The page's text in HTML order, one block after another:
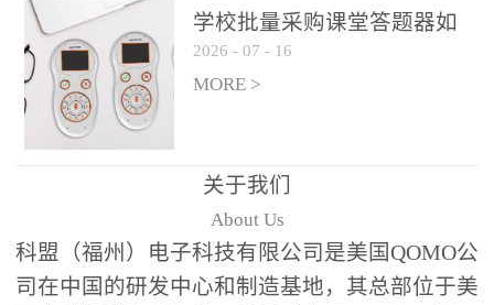
热情QVote 提供了丰富的
互动功能矩阵，满足不同
学科、不同教学目标的互
动需求：即时答题：支持
单选题、多选题、判断题
等基础题型，学生通过答
题器快速响应，系统实时
统计答题数据并生成可视
化图表，让教师瞬间掌握
学生知识掌握情况。主观
学校批量采购课堂答题器如
何选厂家
2026 - 07 - 16
MORE >
关于我们
About Us
科盟（福州）电子科技有限公司是美国QOMO公
司在中国的研发中心和制造基地，其总部位于美